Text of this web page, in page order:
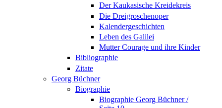
Der Kaukasische Kreidekreis
Die Dreigroschenoper
Kalendergeschichten
Leben des Galilei
Mutter Courage und ihre Kinder
Bibliographie
Zitate
Georg Büchner
Biographie
Biographie Georg Büchner /